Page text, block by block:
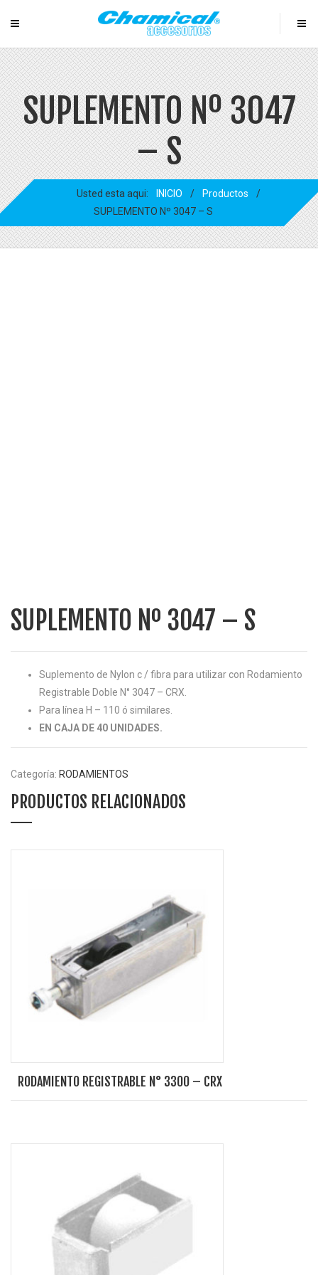
SUPLEMENTO Nº 3047
– S
Usted esta aqui: INICIO / Productos
/
SUPLEMENTO Nº 3047 – S
SUPLEMENTO Nº 3047 – S
Suplemento de Nylon c / fibra para utilizar con Rodamiento
Registrable Doble N° 3047 – CRX.
Para línea H – 110 ó similares.
EN CAJA DE 40 UNIDADES.
Categoría: RODAMIENTOS
PRODUCTOS RELACIONADOS
RODAMIENTO REGISTRABLE N° 3300 – CRX